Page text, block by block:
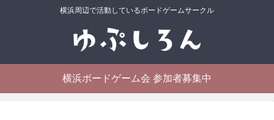
横浜周辺で活動しているボードゲームサークル
横浜ボードゲーム会 参加者募集中